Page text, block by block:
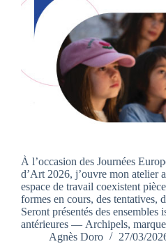
À l’occasion des Journées
d’Art 2026, j’ouvre mon atelier
espace de travail coexistent
formes en cours, des tentatives,
Seront présentés des ensembles
antérieures — Archipels,
Agnès Doro
27/03/